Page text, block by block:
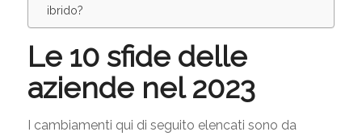
ibrido?
Le 10 sfide delle
aziende nel 2023
I cambiamenti qui di seguito elencati sono da